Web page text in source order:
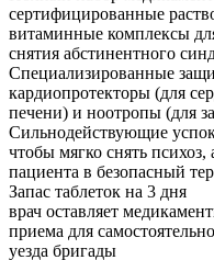
сертифицированные
витаминные комплексы
снятия абстинентного
Специализированные
кардиопротекторы (для
печени) и ноотропы (для
Сильнодействующие
чтобы мягко снять психоз,
пациента в безопасный
Запас таблеток на 3 дня
врач оставляет
приема для
уезда бригады